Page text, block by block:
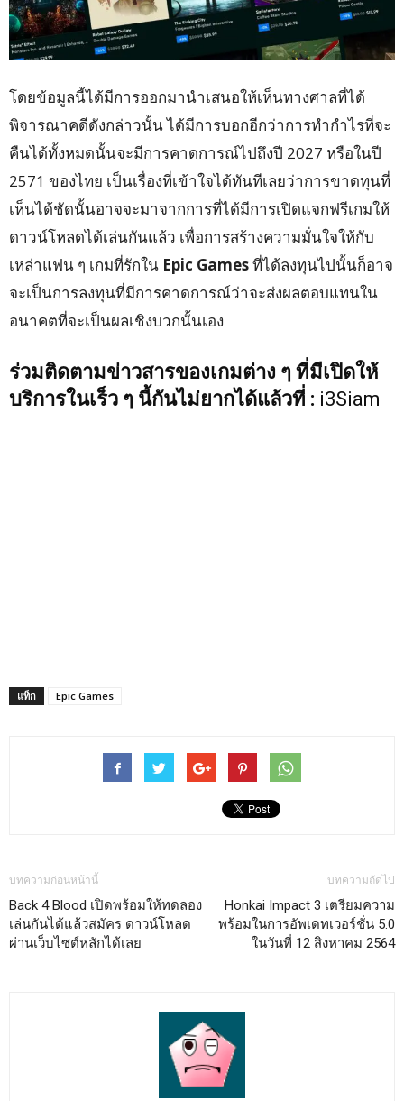
โดยข้อมูลนี้ได้มีการออกมานำเสนอให้เห็นทางศาลที่ได้
พิจารณาคดีดังกล่าวนั้น ได้มีการบอกอีกว่าการทำกำไรที่จะ
คืนได้ทั้งหมดนั้นจะมีการคาดการณ์ไปถึงปี 2027 หรือในปี
2571 ของไทย เป็นเรื่องที่เข้าใจได้ทันทีเลยว่าการขาดทุนที่
เห็นได้ชัดนั้นอาจจะมาจากการที่ได้มีการเปิดแจกฟรีเกมให้
ดาวน์โหลดได้เล่นกันแล้ว เพื่อการสร้างความมั่นใจให้กับ
เหล่าแฟน ๆ เกมที่รักใน Epic Gamesที่ได้ลงทุนไปนั้นก็อาจ
จะเป็นการลงทุนที่มีการคาดการณ์ว่าจะส่งผลตอบแทนใน
อนาคตที่จะเป็นผลเชิงบวกนั้นเอง
ร่วมติดตามข่าวสารของเกมต่าง ๆ ที่มีเปิดให้
บริการในเร็ว ๆ นี้กันไม่ยากได้แล้วที่ : i3Siam
แท็ก Epic Games
บทความก่อนหน้านี้
Back 4 Blood เปิดพร้อมให้ทดลอง
เล่นกันได้แล้วสมัคร ดาวน์โหลด
ผ่านเว็บไซต์หลักได้เลย
บทความถัดไป
Honkai Impact 3 เตรียมความ
พร้อมในการอัพเดทเวอร์ชั่น 5.0
ในวันที่ 12 สิงหาคม 2564